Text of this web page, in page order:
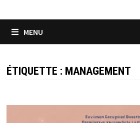
MENU
ÉTIQUETTE : MANAGEMENT